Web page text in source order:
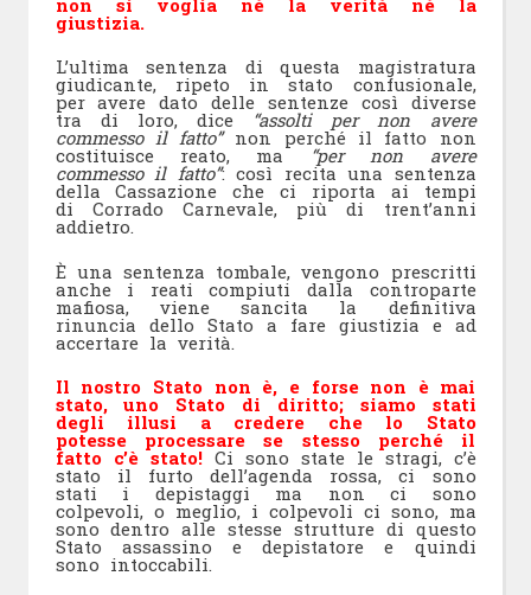
giustizia.
L’ultima sentenza di questa magistratura
giudicante, ripeto in stato confusionale,
per avere dato delle sentenze così diverse
tra di loro, dice “assolti per non avere
commesso il fatto”non perché il fatto non
costituisce reato, ma “per non avere
commesso il fatto”: così recita una sentenza
della Cassazione che ci riporta ai tempi
di Corrado Carnevale, più di trent’anni
addietro.
È una sentenza tombale, vengono prescritti
anche i reati compiuti dalla controparte
mafiosa, viene sancita la definitiva
rinuncia dello Stato a fare giustizia e ad
accertare la verità.
Il nostro Stato non è, e forse non è mai
stato, uno Stato di diritto; siamo stati
degli illusi a credere che lo Stato
potesse processare se stesso perché il
fatto c’è stato!Ci sono state le stragi, c’è
stato il furto dell’agenda rossa, ci sono
stati i depistaggi ma non ci sono
colpevoli, o meglio, i colpevoli ci sono, ma
sono dentro alle stesse strutture di questo
Stato assassino e depistatore e quindi
sono intoccabili.